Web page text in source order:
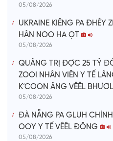
05/08/2026
UKRAINE KIÊNG PA ĐHÊY
HÂN NOO HA ỌT
05/08/2026
QUẢNG TRỊ ĐỢC 25 TỶ
ZOOI NHÂN VIÊN Y TẾ
K’COON ÂNG VÊÊL BHƯƠL
05/08/2026
ĐÀ NẴNG PA GLUH
OOY Y TẾ VÊÊL ĐÔNG
05/08/2026